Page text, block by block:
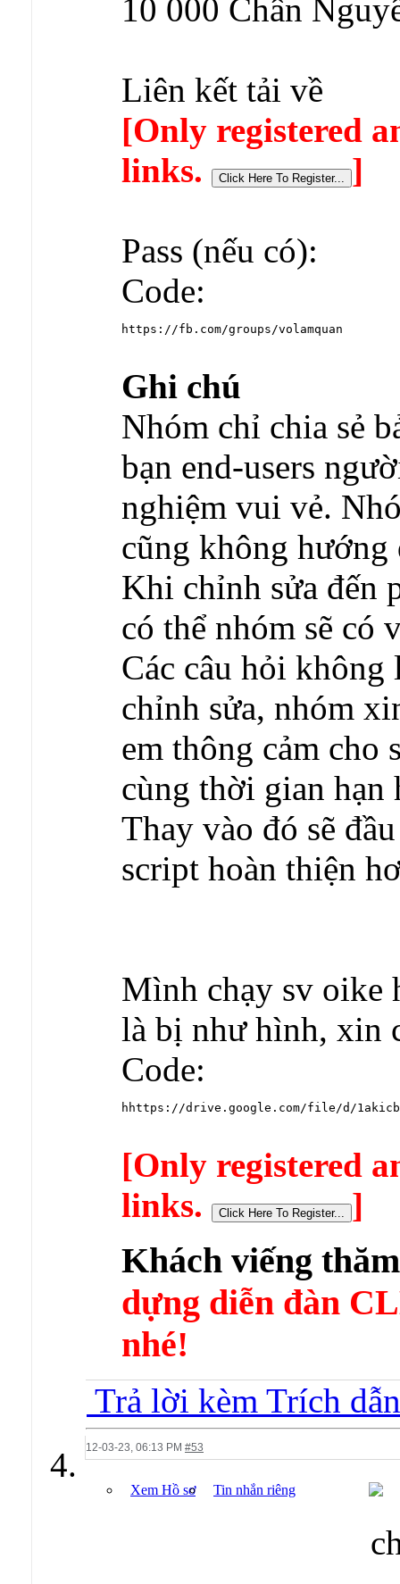
10 000 Chân
Liên kết tải về
[Only registered
links.
]
Pass (nếu có):
Code:
https://fb.com/groups/volamquan
Ghi chú
Nhóm chỉ chia sẻ
bạn end-users
nghiệm vui vẻ.
cũng không hướng
Khi chỉnh sửa đến
có thể nhóm sẽ có
Các câu hỏi không
chỉnh sửa, nhóm
em thông cảm
cùng thời gian hạn
Thay vào đó sẽ
script hoàn thiện
Mình chạy sv oike
là bị như hình, xin
Code:
hhttps://drive.google.com/file/d/
[Only registered
links.
]
Khách viếng
dựng diễn đàn
nhé!
Trả lời kèm Trích dẫn
12-03-23, 06:13 PM #53
Xem Hồ sơ Tin nhắn riêng